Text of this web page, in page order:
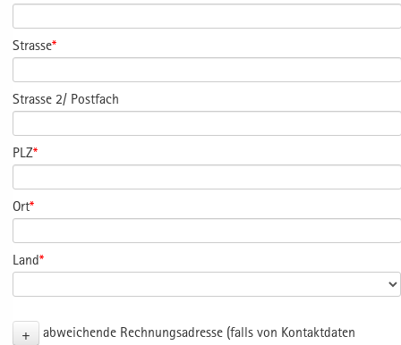
Strasse*
Strasse 2/ Postfach
PLZ*
Ort*
Land*
+
abweichende Rechnungsadresse (falls von Kontaktdaten